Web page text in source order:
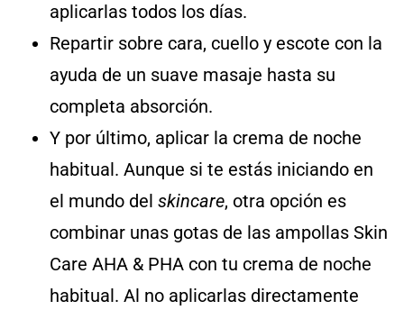
aplicarlas todos los días.
Repartir sobre cara, cuello y escote con la
ayuda de un suave masaje hasta su
completa absorción.
Y por último, aplicar la crema de noche
habitual. Aunque si te estás iniciando en
el mundo del skincare, otra opción es
combinar unas gotas de las ampollas Skin
Care AHA & PHA con tu crema de noche
habitual. Al no aplicarlas directamente